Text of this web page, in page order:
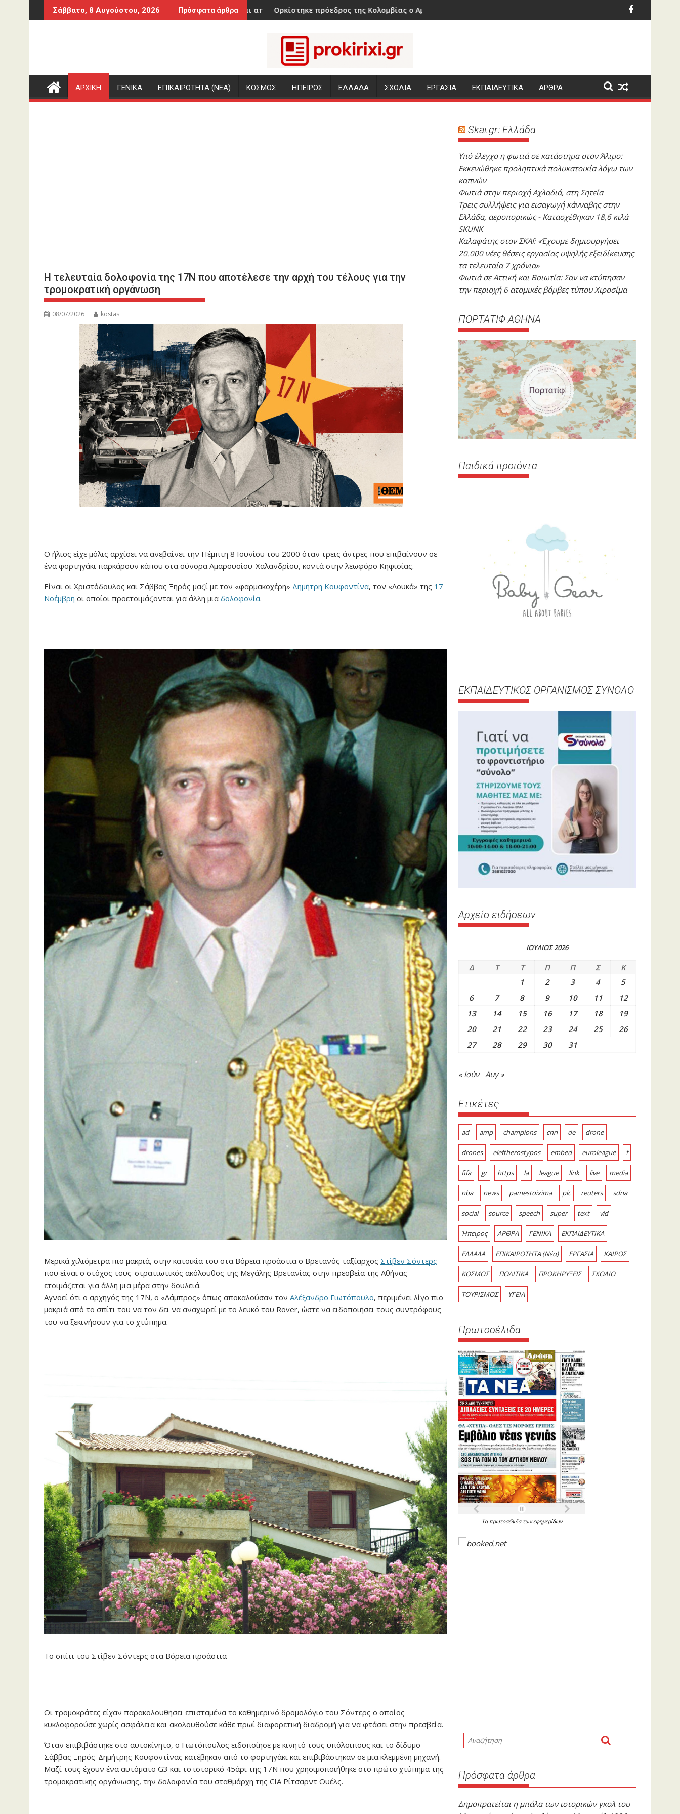
Περάστε
στο
Σάββατο, 8 Αυγούστου, 2026 Πρόσφατα άρθρα
επί της Αγγλίας στο Μουντιάλ 1986
Σάκκαρη με 2-0 από την Γκοφ και αποκλεισμός στο ΤορόντοΟρκίστηκε πρόεδρος της Κολομβίας ο Αμπελάρδο ντε λα Εσπριέγια, δείτε βίντεοΚίνηση-έκπληξη από την Λίβερπουλ: Συμφώνησε με Μπαρτσελόνα για τον δανεισμό του
Eπένδυση στο μέλλον με Ντιαγέ για τον
ΑΡΧΙΚΗ ΓΕΝΙΚΑ ΕΠΙΚΑΙΡΟΤΗΤΑ (ΝΕΑ) ΚΟΣΜΟΣ ΗΠΕΙΡΟΣ ΕΛΛΑΔΑ ΣΧΟΛΙΑ ΕΡΓΑΣΙΑ ΕΚΠΑΙΔΕΥΤΙΚΑ ΑΡΘΡΑ
Η τελευταία δολοφονία της 17Ν που αποτέλεσε την αρχή του τέλους για την
τρομοκρατική οργάνωση
08/07/2026 kostas
Ο ήλιος είχε μόλις αρχίσει να ανεβαίνει την Πέμπτη 8 Ιουνίου του 2000 όταν τρεις άντρες που επιβαίνουν σε
ένα φορτηγάκι παρκάρουν κάπου στα σύνορα Αμαρουσίου-Χαλανδρίου, κοντά στην λεωφόρο Κηφισίας.
Είναι οι Χριστόδουλος και Σάββας Ξηρός μαζί με τον «φαρμακοχέρη» Δημήτρη Κουφοντίνα, τον «Λουκά» της 17
Νοέμβρη οι οποίοι προετοιμάζονται για άλλη μια δολοφονία.
Μερικά χιλιόμετρα πιο μακριά, στην κατοικία του στα Βόρεια προάστια ο Βρετανός ταξίαρχος Στίβεν Σόντερς
που είναι ο στόχος τους-στρατιωτικός ακόλουθος της Μεγάλης Βρετανίας στην πρεσβεία της Αθήνας-
ετοιμάζεται για άλλη μια μέρα στην δουλειά.
Αγνοεί ότι ο αρχηγός της 17Ν, ο «Λάμπρος» όπως αποκαλούσαν τον Αλέξανδρο Γιωτόπουλο, περιμένει λίγο πιο
μακριά από το σπίτι του να τον δει να αναχωρεί με το λευκό του Rover, ώστε να ειδοποιήσει τους συντρόφους
του να ξεκινήσουν για το χτύπημα.
Το σπίτι του Στίβεν Σόντερς στα Βόρεια προάστια
Οι τρομοκράτες είχαν παρακολουθήσει επισταμένα το καθημερινό δρομολόγιο του Σόντερς ο οποίος
κυκλοφορούσε χωρίς ασφάλεια και ακολουθούσε κάθε πρωί διαφορετική διαδρομή για να φτάσει στην πρεσβεία.
Όταν επιβιβάστηκε στο αυτοκίνητο, ο Γιωτόπουλος ειδοποίησε με κινητό τους υπόλοιπους και το δίδυμο
Σάββας Ξηρός-Δημήτρης Κουφοντίνας κατέβηκαν από το φορτηγάκι και επιβιβάστηκαν σε μια κλεμμένη μηχανή.
Μαζί τους έχουν ένα αυτόματο G3 και το ιστορικό 45άρι της 17Ν που χρησιμοποιήθηκε στο πρώτο χτύπημα της
τρομοκρατικής οργάνωσης, την δολοφονία του σταθμάρχη της CIA Ρίτσαρντ Ουέλς.
Skai.gr: Ελλάδα
Yπό έλεγχο η φωτιά σε κατάστημα στον Άλιμο:
Εκκενώθηκε προληπτικά πολυκατοικία λόγω των
καπνών
Φωτιά στην περιοχή Αχλαδιά, στη Σητεία
Τρεις συλλήψεις για εισαγωγή κάνναβης στην
Ελλάδα, αεροπορικώς - Κατασχέθηκαν 18,6 κιλά
SKUNK
Καλαφάτης στον ΣΚΑΪ: «Έχουμε δημιουργήσει
20.000 νέες θέσεις εργασίας υψηλής εξειδίκευσης
τα τελευταία 7 χρόνια»
Φωτιά σε Αττική και Βοιωτία: Σαν να κτύπησαν
την περιοχή 6 ατομικές βόμβες τύπου Χιροσίμα
ΠΟΡΤΑΤΙΦ ΑΘΗΝΑ
Παιδικά προϊόντα
ΕΚΠΑΙΔΕΥΤΙΚΟΣ ΟΡΓΑΝΙΣΜΟΣ ΣΥΝΟΛΟ
Αρχείο ειδήσεων
ΙΟΥΛΙΟΣ 2026
Δ Τ Τ Π Π Σ
Κ
1
2 3 4
5
6
7 8 9 10 11
12
13
14 15 16 17 18
19
20
21 22 23 24 25
26
27
28 29 30 31
« Ιούν Αυγ »
Ετικέτες
ad amp champions cnn de drone
drones eleftherostypos embed euroleague f
fifa gr https la league link live media
nba news pamestoixima pic reuters sdna
social source speech super text vid
Ήπειρος ΑΡΘΡΑ ΓΕΝΙΚΑ ΕΚΠΑΙΔΕΥΤΙΚΑ
ΕΛΛΑΔΑ ΕΠΙΚΑΙΡΟΤΗΤΑ (Νέα) ΕΡΓΑΣΙΑ ΚΑΙΡΟΣ
ΚΟΣΜΟΣ ΠΟΛΙΤΙΚΑ ΠΡΟΚΗΡΥΞΕΙΣ ΣΧΟΛΙΟ
ΤΟΥΡΙΣΜΟΣ ΥΓΕΙΑ
Πρωτοσέλιδα
Τα πρωτοσέλιδα τωνεφημερίδων
Πρόσφατα άρθρα
Δημοπρατείται η μπάλα των ιστορικών γκολ του